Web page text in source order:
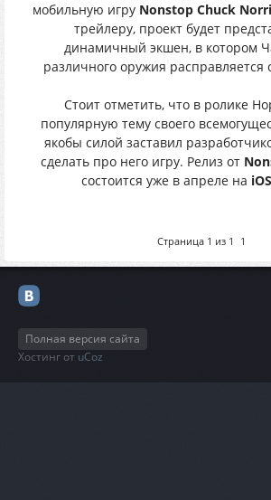
мобильную игру Nonstop Chuck
трейлеру, проект будет
динамичный экшен, в котором
различного оружия расправляется
Стоит отметить, что в ролике
популярную тему своего
якобы силой заставил
сделать про него игру. Релиз от
состоится уже в апреле на iOS
Страница 1 из 1 1
Полная версия сайта
Хостинг от uCoz